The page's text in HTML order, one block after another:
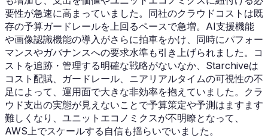
要性が急速に高まっていました。同社のクラウドコストは既
存の予算ガードレールを上回るペースで急増。AI支援機能
や画像認識機能の導入がさらに拍車をかけ、同時にパフォー
マンスやガバナンスへの要求水準も引き上げられました。コ
ストを追跡・管理する明確な戦略がないなか、Starchiveは
コスト配賦、ガードレール、ニアリアルタイムの可視性の不
足によって、運用面で大きな非効率を抱えていました。クラ
ウド支出の実態が見えないことで予算策定や予測はますます
難しくなり、ユニットエコノミクスが不明瞭となって、
AWS上でスケールする自信も揺らいでいました。